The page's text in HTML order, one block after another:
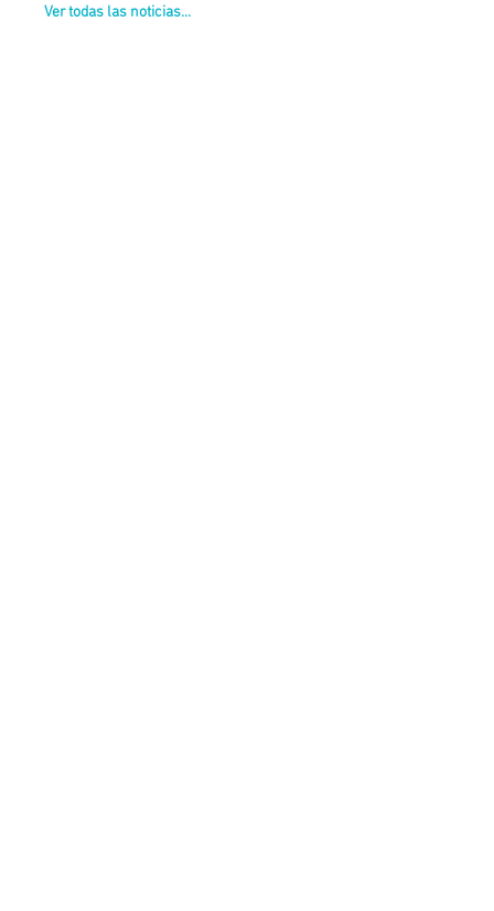
Ver todas las noticias...